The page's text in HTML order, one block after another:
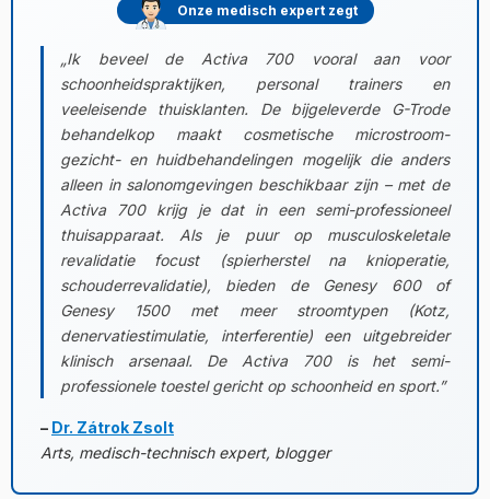
Onze medisch expert zegt
„Ik beveel de Activa 700 vooral aan voor
schoonheidspraktijken, personal trainers en
veeleisende thuisklanten. De bijgeleverde G-Trode
behandelkop maakt cosmetische microstroom-
gezicht- en huidbehandelingen mogelijk die anders
alleen in salonomgevingen beschikbaar zijn – met de
Activa 700 krijg je dat in een semi-professioneel
thuisapparaat. Als je puur op musculoskeletale
revalidatie focust (spierherstel na knioperatie,
schouderrevalidatie), bieden de Genesy 600 of
Genesy 1500 met meer stroomtypen (Kotz,
denervatiestimulatie, interferentie) een uitgebreider
klinisch arsenaal. De Activa 700 is het semi-
professionele toestel gericht op schoonheid en sport.”
– Dr. Zátrok Zsolt
Arts, medisch-technisch expert, blogger